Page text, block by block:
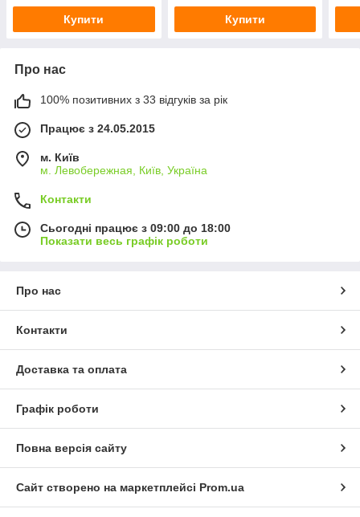
Купити Купити
Про нас
100% позитивних з 33 відгуків за рік
Працює з 24.05.2015
м. Київ
м. Левобережная, Київ, Україна
Контакти
Сьогодні працює з 09:00 до 18:00
Показати весь графік роботи
Про нас
Контакти
Доставка та оплата
Графік роботи
Повна версія сайту
Сайт створено на маркетплейсі Prom.ua